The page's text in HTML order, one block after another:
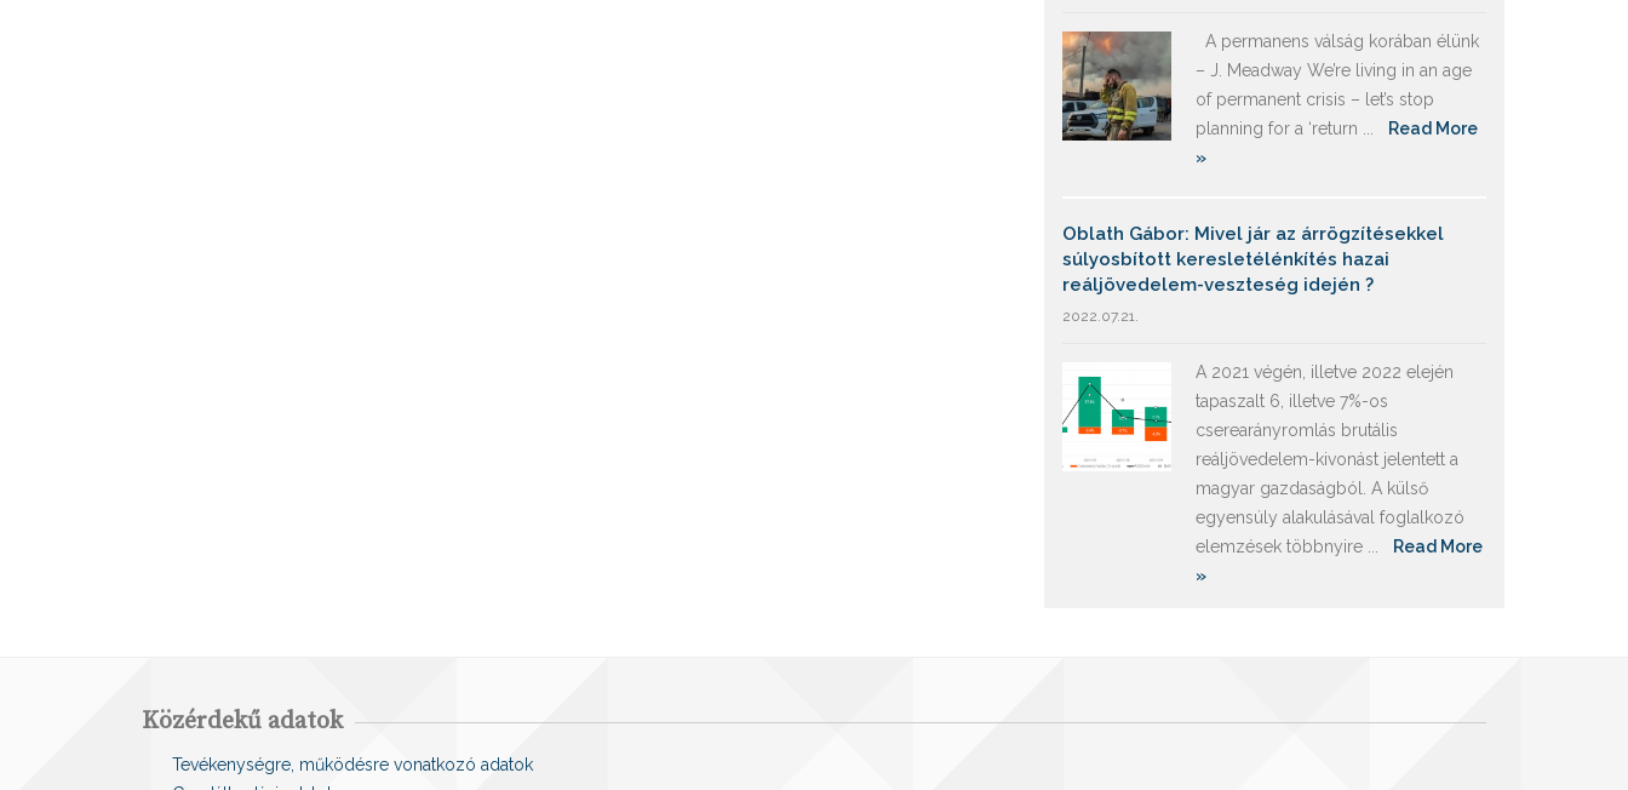
A permanens válság korában élünk
– J. Meadway We’re living in an age
of permanent crisis – let’s stop
planning for a ‘return ...
Read More
»
Oblath Gábor: Mivel jár az árrögzítésekkel
súlyosbított keresletélénkítés hazai
reáljövedelem-veszteség idején ?
2022.07.21.
A 2021 végén, illetve 2022 elején
tapaszalt 6, illetve 7%-os
cserearányromlás brutális
reáljövedelem-kivonást jelentett a
magyar gazdaságból. A külső
egyensúly alakulásával foglalkozó
elemzések többnyire ...
Read More
»
Közérdekű adatok
Tevékenységre, működésre vonatkozó adatok